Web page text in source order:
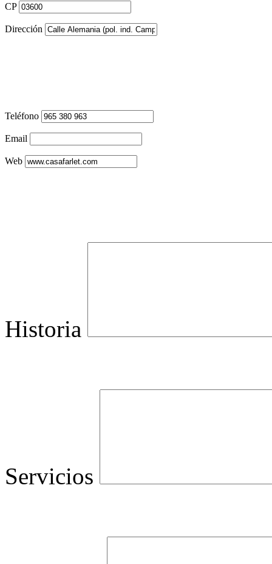
CP
Dirección
Teléfono
Email
Web
Historia
Servicios